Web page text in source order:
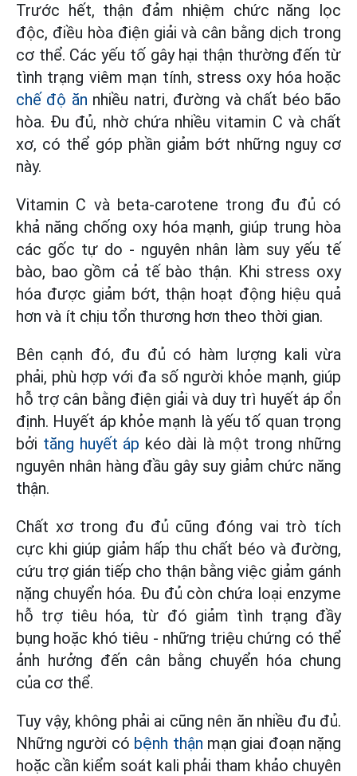
Trước hết, thận đảm nhiệm chức năng lọc
độc, điều hòa điện giải và cân bằng dịch trong
cơ thể. Các yếu tố gây hại thận thường đến từ
tình trạng viêm mạn tính, stress oxy hóa hoặc
chế độ ăn nhiều natri, đường và chất béo bão
hòa. Đu đủ, nhờ chứa nhiều vitamin C và chất
xơ, có thể góp phần giảm bớt những nguy cơ
này.
Vitamin C và beta-carotene trong đu đủ có
khả năng chống oxy hóa mạnh, giúp trung hòa
các gốc tự do - nguyên nhân làm suy yếu tế
bào, bao gồm cả tế bào thận. Khi stress oxy
hóa được giảm bớt, thận hoạt động hiệu quả
hơn và ít chịu tổn thương hơn theo thời gian.
Bên cạnh đó, đu đủ có hàm lượng kali vừa
phải, phù hợp với đa số người khỏe mạnh, giúp
hỗ trợ cân bằng điện giải và duy trì huyết áp ổn
định. Huyết áp khỏe mạnh là yếu tố quan trọng
bởi tăng huyết áp kéo dài là một trong những
nguyên nhân hàng đầu gây suy giảm chức năng
thận.
Chất xơ trong đu đủ cũng đóng vai trò tích
cực khi giúp giảm hấp thu chất béo và đường,
cứu trợ gián tiếp cho thận bằng việc giảm gánh
nặng chuyển hóa. Đu đủ còn chứa loại enzyme
hỗ trợ tiêu hóa, từ đó giảm tình trạng đầy
bụng hoặc khó tiêu - những triệu chứng có thể
ảnh hưởng đến cân bằng chuyển hóa chung
của cơ thể.
Tuy vậy, không phải ai cũng nên ăn nhiều đu đủ.
Những người có bệnh thận mạn giai đoạn nặng
hoặc cần kiểm soát kali phải tham khảo chuyên